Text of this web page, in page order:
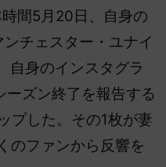
間5月20日、自身の
チェスター・ユナイ
身のインスタグラ
ズン終了を報告する
プした。その1枚が妻
のファンから反響を